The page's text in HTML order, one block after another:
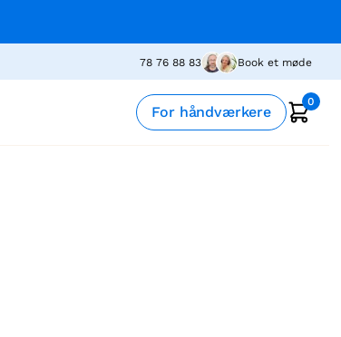
78 76 88 83 Book et møde
For håndværkere
0